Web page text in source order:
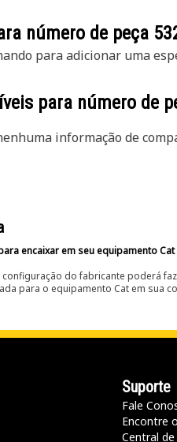
número de peça
para adicionar uma
para número de
informação de
encaixar em seu equipamento
do fabricante poderá
para o equipamento Cat em sua
Suporte
Fale
Encontre
Central